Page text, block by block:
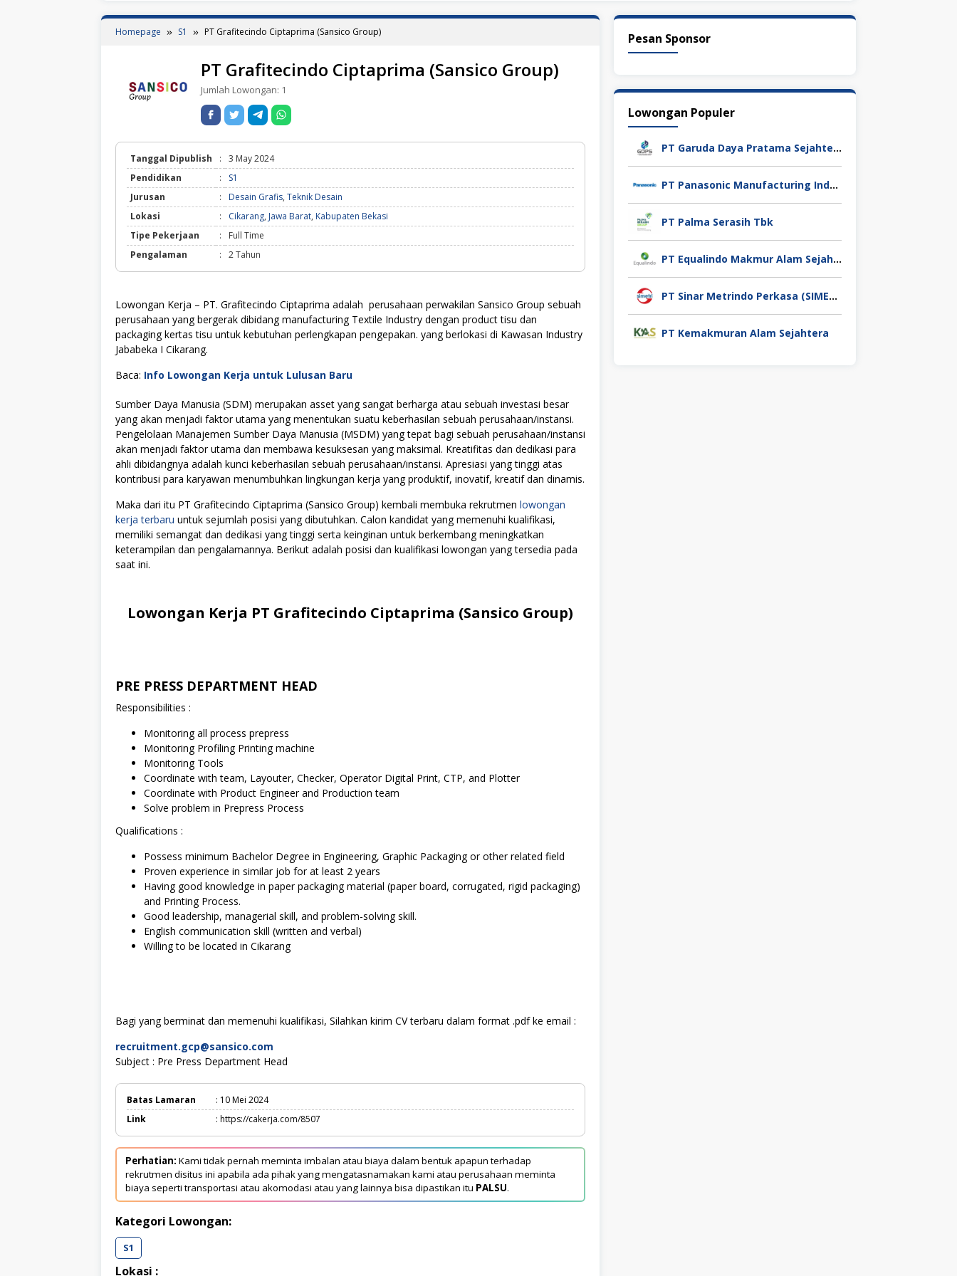
Homepage S1 PT Grafitecindo Ciptaprima (Sansico Group)
PT Grafitecindo Ciptaprima (Sansico Group)
Jumlah Lowongan: 1
Tanggal Dipublish :
3 May 2024
Pendidikan
:
S1
Jurusan
: Desain Grafis, Teknik Desain
Lokasi
: Cikarang, Jawa Barat, Kabupaten Bekasi
Tipe Pekerjaan
:
Full Time
Pengalaman
: 2 Tahun
Lowongan Kerja – PT. Grafitecindo Ciptaprima adalah perusahaan perwakilan Sansico Group sebuah
perusahaan yang bergerak dibidang manufacturing Textile Industry dengan product tisu dan
packaging kertas tisu untuk kebutuhan perlengkapan pengepakan. yang berlokasi di Kawasan Industry
Jababeka I Cikarang.
Baca: Info Lowongan Kerja untuk Lulusan Baru
Sumber Daya Manusia (SDM) merupakan asset yang sangat berharga atau sebuah investasi besar
yang akan menjadi faktor utama yang menentukan suatu keberhasilan sebuah perusahaan/instansi.
Pengelolaan Manajemen Sumber Daya Manusia (MSDM) yang tepat bagi sebuah perusahaan/instansi
akan menjadi faktor utama dan membawa kesuksesan yang maksimal. Kreatifitas dan dedikasi para
ahli dibidangnya adalah kunci keberhasilan sebuah perusahaan/instansi. Apresiasi yang tinggi atas
kontribusi para karyawan menumbuhkan lingkungan kerja yang produktif, inovatif, kreatif dan dinamis.
Maka dari itu PT Grafitecindo Ciptaprima (Sansico Group) kembali membuka rekrutmen lowongan
kerja terbaru untuk sejumlah posisi yang dibutuhkan. Calon kandidat yang memenuhi kualifikasi,
memiliki semangat dan dedikasi yang tinggi serta keinginan untuk berkembang meningkatkan
keterampilan dan pengalamannya. Berikut adalah posisi dan kualifikasi lowongan yang tersedia pada
saat ini.
Lowongan Kerja PT Grafitecindo Ciptaprima (Sansico Group)
PRE PRESS DEPARTMENT HEAD
Responsibilities :
Monitoring all process prepress
Monitoring Profiling Printing machine
Monitoring Tools
Coordinate with team, Layouter, Checker, Operator Digital Print, CTP, and Plotter
Coordinate with Product Engineer and Production team
Solve problem in Prepress Process
Qualifications :
Possess minimum Bachelor Degree in Engineering, Graphic Packaging or other related field
Proven experience in similar job for at least 2 years
Having good knowledge in paper packaging material (paper board, corrugated, rigid packaging)
and Printing Process.
Good leadership, managerial skill, and problem-solving skill.
English communication skill (written and verbal)
Willing to be located in Cikarang
Bagi yang berminat dan memenuhi kualifikasi, Silahkan kirim CV terbaru dalam format .pdf ke email :
recruitment.gcp@sansico.com
Subject : Pre Press Department Head
Batas Lamaran
: 10 Mei 2024
Link
: https://cakerja.com/8507
Perhatian: Kami tidak pernah meminta imbalan atau biaya dalam bentuk apapun terhadap
rekrutmen disitus ini apabila ada pihak yang mengatasnamakan kami atau perusahaan meminta
biaya seperti transportasi atau akomodasi atau yang lainnya bisa dipastikan itu PALSU.
Kategori Lowongan:
S1
Lokasi :
Pesan Sponsor
Lowongan Populer
PT Garuda Daya Pratama Sejahtera
PT Panasonic Manufacturing Indonesia
PT Palma Serasih Tbk
PT Equalindo Makmur Alam Sejahtera (Equalindo Group)
PT Sinar Metrindo Perkasa (SIMETRI)
PT Kemakmuran Alam Sejahtera